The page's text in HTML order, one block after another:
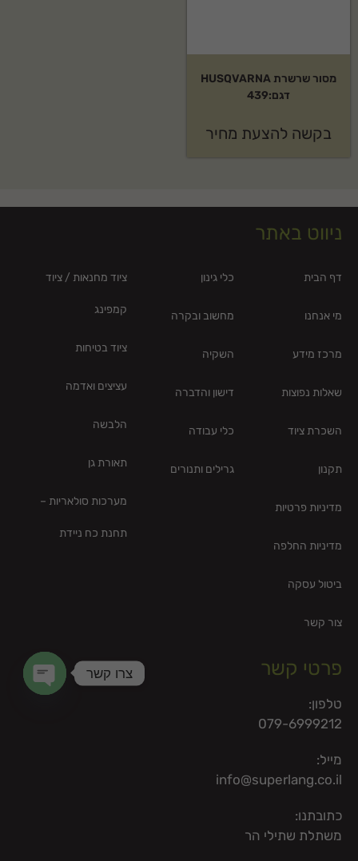
מסור שרשרת HUSQVARNA
דגם:439
בקשה להצעת מחיר
ניווט באתר
דף הבית
מי אנחנו
מרכז מידע
שאלות נפוצות
השכרת ציוד
תקנון
מדיניות פרטיות
מדיניות החלפה
ביטול עסקה
צור קשר
כלי גינון
מחשוב ובקרה
השקיה
דישון והדברה
כלי עבודה
גרילים ותנורים
ציוד מחנאות / ציוד
קמפינג
ציוד בטיחות
עציצים ואדמה
הלבשה
תאורת גן
מערכות סולאריות –
תחנת כח ניידת
פרטי קשר
טלפון:
079-6999212
מייל:
info@superlang.co.il
כתובתנו:
משתלת שתילי הר
צרו קשר